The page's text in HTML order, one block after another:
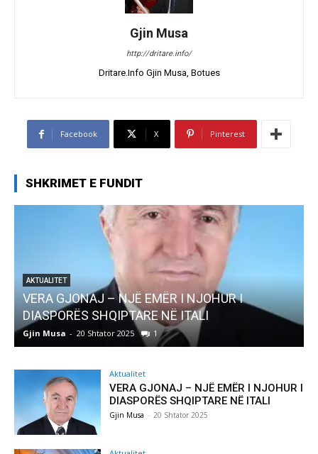
Gjin Musa
http://dritare.info/
Dritare.Info Gjin Musa, Botues
Facebook X Pinterest
SHKRIMET E FUNDIT
– NJË EMËR I NJOHUR I
SHQIPTARE NË ITALI
20 Shtator 2025 1
Pregaditi
Aktualitet
VERA GJONAJ – NJË EMËR I NJOHUR I
DIASPORËS SHQIPTARE NË ITALI
Gjin Musa - 20 Shtator 2025